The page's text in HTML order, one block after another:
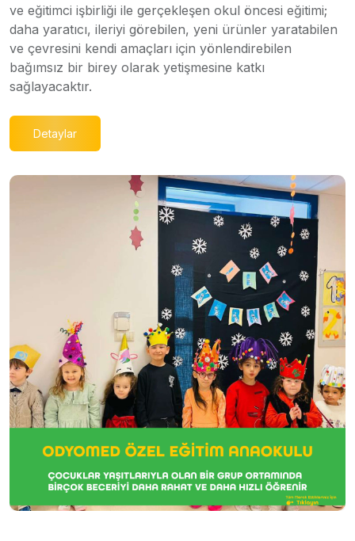
ve eğitimci işbirliği ile gerçekleşen okul öncesi eğitimi;
daha yaratıcı, ileriyi görebilen, yeni ürünler yaratabilen
ve çevresini kendi amaçları için yönlendirebilen
bağımsız bir birey olarak yetişmesine katkı
sağlayacaktır.
Detaylar